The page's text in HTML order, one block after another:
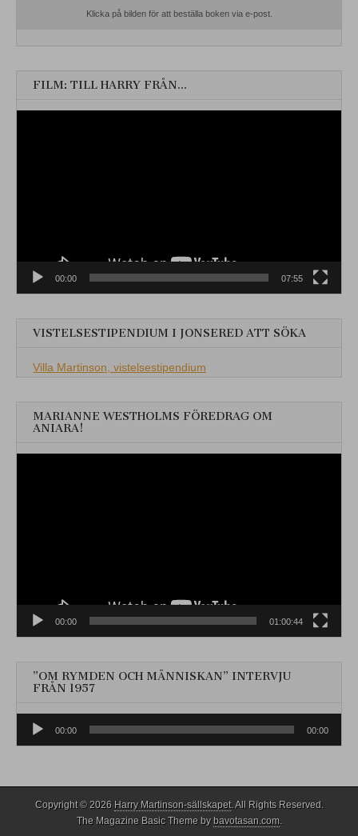
Klicka på bilden för att beställa boken via e-post.
FILM: TILL HARRY FRÅN…
00:00 07:55
VISTELSESTIPENDIUM I JONSERED ATT SÖKA
Villa Martinson, vistelsestipendium
MARIANNE WESTHOLMS FÖREDRAG OM
ANIARA!
00:00 01:00:44
”OM RYMDEN OCH MÄNNISKAN” INTERVJU
FRÅN 1957
Ljudspelare
00:00 00:00
Copyright © 2026 Harry Martinson-sällskapet. All Rights Reserved.
The Magazine Basic Theme bybavotasan.com.